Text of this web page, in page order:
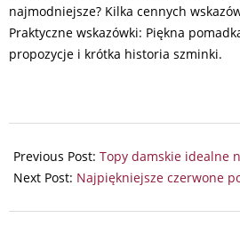
najmodniejsze? Kilka cennych
Praktyczne wskazówki: Piękna
propozycje i krótka historia szminki.
07-
29
Previous Post: Topy damskie idealne
Next Post: Najpiękniejsze czerwone